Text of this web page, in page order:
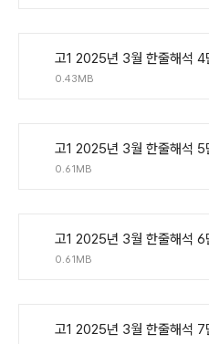
0.43MB
0.61MB
0.61MB